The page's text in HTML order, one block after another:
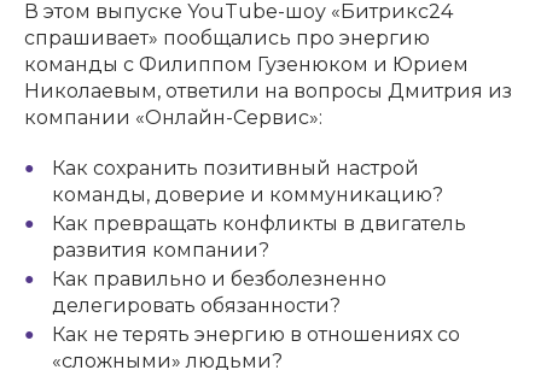
В этом выпуске YouTube-шоу «Битрикс24
спрашивает» пообщались про энергию
команды с Филиппом Гузенюком и Юрием
Николаевым, ответили на вопросы Дмитрия из
компании «Онлайн-Сервис»:
Как сохранить позитивный настрой
команды, доверие и коммуникацию?
Как превращать конфликты в двигатель
развития компании?
Как правильно и безболезненно
делегировать обязанности?
Как не терять энергию в отношениях со
«сложными» людьми?